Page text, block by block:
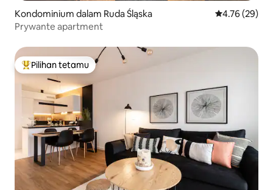
Kondominium dalam Ruda Śląska Penarafan
4.76 (29)
Prywante apartment
Pilihan utama tetamu
Pilihan tetamu